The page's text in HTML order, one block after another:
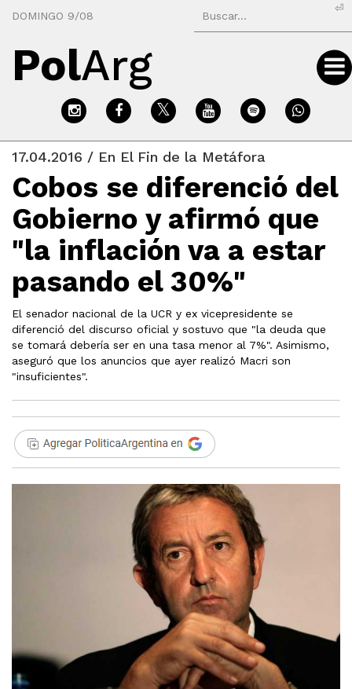
DOMINGO 9/08
⏎
PolArg
17.04.2016 / En El Fin de la Metáfora
Cobos se diferenció del
Gobierno y afirmó que
"la inflación va a estar
pasando el 30%"
El senador nacional de la UCR y ex vicepresidente se
diferenció del discurso oficial y sostuvo que "la deuda que
se tomará debería ser en una tasa menor al 7%". Asimismo,
aseguró que los anuncios que ayer realizó Macri son
"insuficientes".